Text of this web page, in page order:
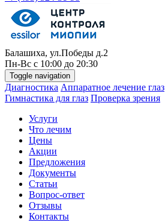
Балашиха, ул.Победы д.2
Пн-Вс с 10:00 до 20:30
Toggle navigation
Диагностика Аппаратное лечение глаз
Гимнастика для глаз Проверка зрения
Услуги
Что лечим
Цены
Акции
Предложения
Документы
Статьи
Вопрос-ответ
Отзывы
Контакты